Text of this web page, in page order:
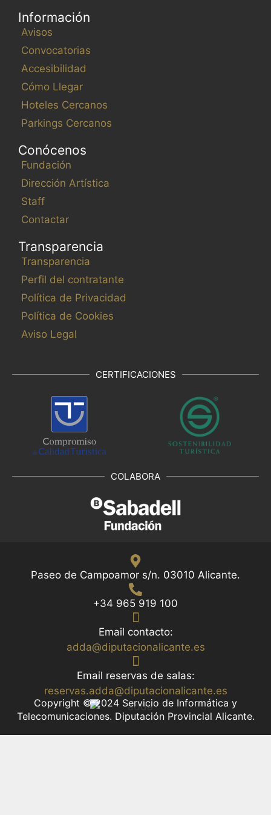
Información
Avisos
Convocatorias
Accesibilidad
Cómo Llegar
Hoteles Cercanos
Parkings Cercanos
Conócenos
Fundación
Dirección Artística
Staff
Contactar
Transparencia
Transparencia
Perfil del contratante
Política de Privacidad
Política de Cookies
Aviso Legal
CERTIFICACIONES
COLABORA
Paseo de Campoamor s/n. 03010 Alicante.
+34 965 919 100
Email contacto:
adda@diputacionalicante.es
Email reservas de salas:
reservas.adda@diputacionalicante.es
Copyright © 2024 Servicio de Informática y
Telecomunicaciones. Diputación Provincial Alicante.